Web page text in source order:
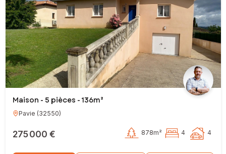
Maison - 5 pièces - 136m²
Pavie (32550)
275 000 € 878m² 4 4